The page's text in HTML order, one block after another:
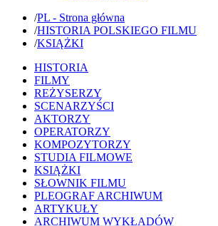
/PL - Strona główna
/HISTORIA POLSKIEGO FILMU
/KSIĄŻKI
HISTORIA
FILMY
REŻYSERZY
SCENARZYŚCI
AKTORZY
OPERATORZY
KOMPOZYTORZY
STUDIA FILMOWE
KSIĄŻKI
SŁOWNIK FILMU
PLEOGRAF ARCHIWUM
ARTYKUŁY
ARCHIWUM WYKŁADÓW